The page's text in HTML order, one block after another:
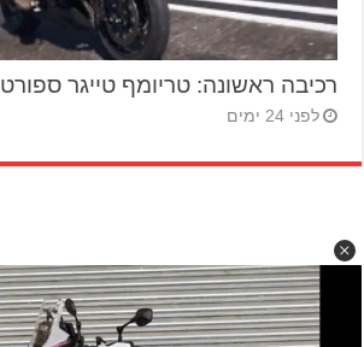
רכיבה ראשונה: טריומף טייגר ספורט 800
לפני 24 ימים